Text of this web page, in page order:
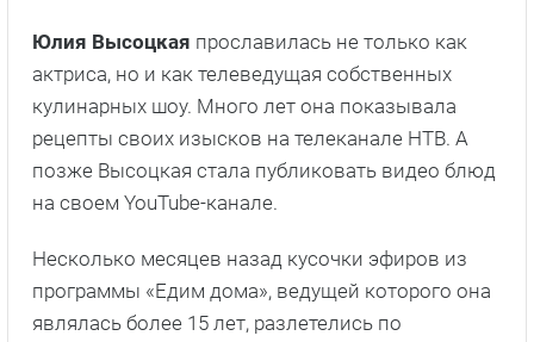
Юлия Высоцкая прославилась не только как
актриса, но и как телеведущая собственных
кулинарных шоу. Много лет она показывала
рецепты своих изысков на телеканале НТВ. А
позже Высоцкая стала публиковать видео блюд
на своем YouTube-канале.
Несколько месяцев назад кусочки эфиров из
программы «Едим дома», ведущей которого она
являлась более 15 лет, разлетелись по